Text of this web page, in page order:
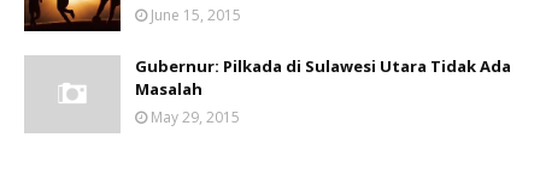
June 15, 2015
Gubernur: Pilkada di Sulawesi Utara Tidak Ada
Masalah
May 29, 2015